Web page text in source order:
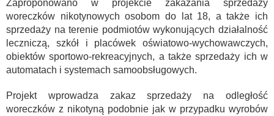
Zaproponowano w projekcie zakazania sprzedaży
woreczków nikotynowych osobom do lat 18, a także ich
sprzedaży na terenie podmiotów wykonujących działalność
leczniczą, szkół i placówek oświatowo-wychowawczych,
obiektów sportowo-rekreacyjnych, a także sprzedaży ich w
automatach i systemach samoobsługowych.
Projekt wprowadza zakaz sprzedaży na odległość
woreczków z nikotyną podobnie jak w przypadku wyrobów